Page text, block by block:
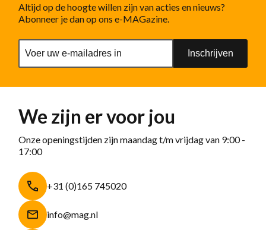
Altijd op de hoogte willen zijn van acties en nieuws?
Abonneer je dan op ons e-MAGazine.
Inschrijven
We zijn er voor jou
Onze openingstijden zijn maandag t/m vrijdag van 9:00 -
17:00
+31 (0)165 745020
info@mag.nl